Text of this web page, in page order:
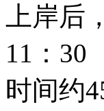
上岸后
11：30
时间约